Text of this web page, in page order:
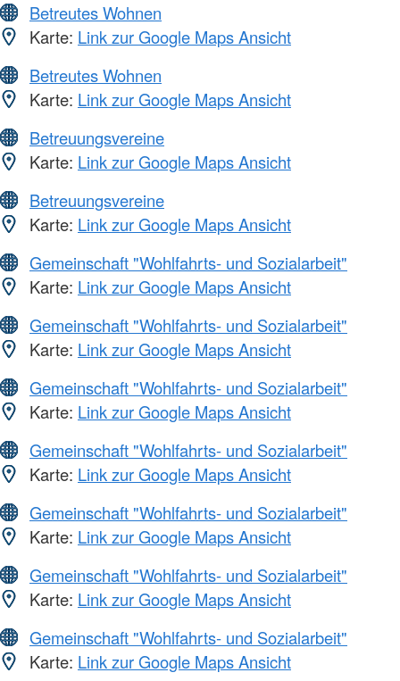
Betreutes Wohnen
Karte: Link zur Google Maps Ansicht
Betreutes Wohnen
Karte: Link zur Google Maps Ansicht
Betreuungsvereine
Karte: Link zur Google Maps Ansicht
Betreuungsvereine
Karte: Link zur Google Maps Ansicht
Gemeinschaft "Wohlfahrts- und Sozialarbeit"
Karte: Link zur Google Maps Ansicht
Gemeinschaft "Wohlfahrts- und Sozialarbeit"
Karte: Link zur Google Maps Ansicht
Gemeinschaft "Wohlfahrts- und Sozialarbeit"
Karte: Link zur Google Maps Ansicht
Gemeinschaft "Wohlfahrts- und Sozialarbeit"
Karte: Link zur Google Maps Ansicht
Gemeinschaft "Wohlfahrts- und Sozialarbeit"
Karte: Link zur Google Maps Ansicht
Gemeinschaft "Wohlfahrts- und Sozialarbeit"
Karte: Link zur Google Maps Ansicht
Gemeinschaft "Wohlfahrts- und Sozialarbeit"
Karte: Link zur Google Maps Ansicht